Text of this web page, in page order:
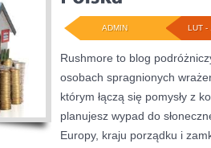
LUT -
ADMIN
Rushmore to blog
osobach spragnionych
którym łączą się pomysły z
planujesz wypad do
Europy, kraju porządku i